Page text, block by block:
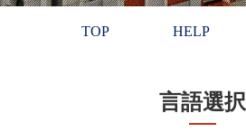
TOP HELP
言語選択